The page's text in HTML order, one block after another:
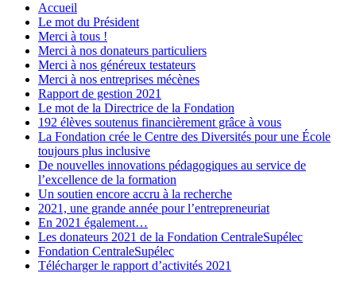
Accueil
Le mot du Président
Merci à tous !
Merci à nos donateurs particuliers
Merci à nos généreux testateurs
Merci à nos entreprises mécènes
Rapport de gestion 2021
Le mot de la Directrice de la Fondation
192 élèves soutenus financièrement grâce à vous
La Fondation crée le Centre des Diversités pour une École
toujours plus inclusive
De nouvelles innovations pédagogiques au service de
l’excellence de la formation
Un soutien encore accru à la recherche
2021, une grande année pour l’entrepreneuriat
En 2021 également…
Les donateurs 2021 de la Fondation CentraleSupélec
Fondation CentraleSupélec
Télécharger le rapport d’activités 2021